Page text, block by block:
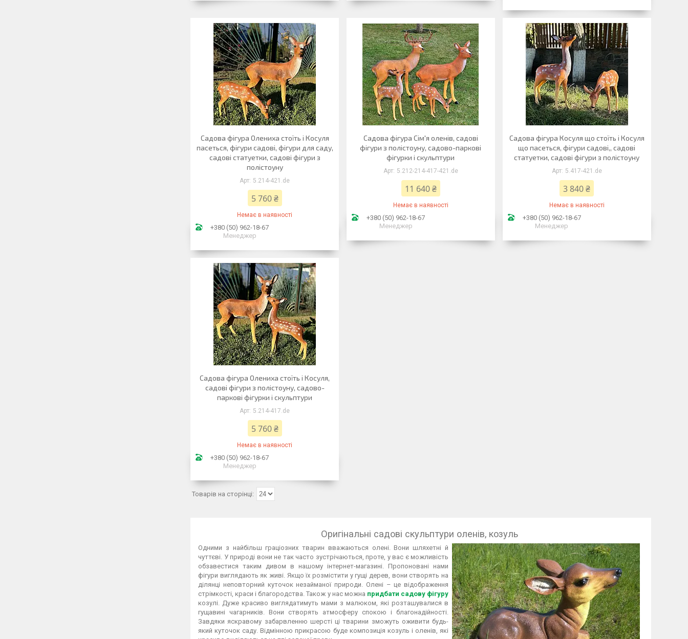
Садова фігура Олениха стоїть і Косуля
пасеться, фігури садові, фігури для саду,
садові статуетки, садові фігури з
полістоуну
5.214-421.de
5 760 ₴
Немає в наявності
+380 (50) 962-18-67
Менеджер
Садова фігура Сім'я оленів, садові
фігури з полістоуну, садово-паркові
фігурки і скульптури
5.212-214-417-421.de
11 640 ₴
Немає в наявності
+380 (50) 962-18-67
Менеджер
Садова фігура Косуля що стоїть і Косуля
що пасеться, фігури садові,, садові
статуетки, садові фігури з полістоуну
5.417-421.de
3 840 ₴
Немає в наявності
+380 (50) 962-18-67
Менеджер
Садова фігура Олениха стоїть і Косуля,
садові фігури з полістоуну, садово-
паркові фігурки і скульптури
5.214-417.de
5 760 ₴
Немає в наявності
+380 (50) 962-18-67
Менеджер
Оригінальні садові скульптури оленів, козуль
Одними з найбільш граціозних тварин вважаються олені. Вони шляхетні й
чуттєві. У природі вони не так часто зустрічаються, проте, у вас є можливість
обзавестися таким дивом в нашому інтернет-магазині. Пропоновані нами
фігури виглядають як живі. Якщо їх розмістити у гущі дерев, вони створять на
ділянці неповторний куточок незайманої природи. Олені – це відображення
стрімкості, краси і благородства. Також у нас можна придбати садову фігуру
козулі. Дуже красиво виглядатимуть мами з малюком, які розташувалися в
гущавині чагарників. Вони створять атмосферу спокою і благонадійності.
Завдяки яскравому забарвленню шерсті ці тварини зможуть оживити будь-
який куточок саду. Відмінною прикрасою буде композиція козуль і оленів, які